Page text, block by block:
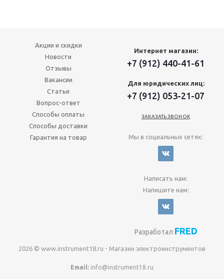
Акции и скидки
Новости
Отзывы
Вакансии
Статьи
Вопрос-ответ
Способы оплаты
Способы доставки
Гарантия на товар
Интернет магазин:
+7 (912) 440-41-61
Для юридических лиц:
+7 (912) 053-21-07
ЗАКАЗАТЬ ЗВОНОК
Мы в социальных сетях:
Написать нам:
Напишите нам:
Разработал FRED
2026 © www.instrument18.ru - Магазин электроинструментов
Email: info@instrument18.ru